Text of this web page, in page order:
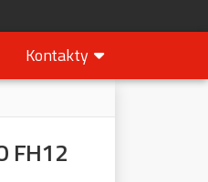
Kontakty
FH12